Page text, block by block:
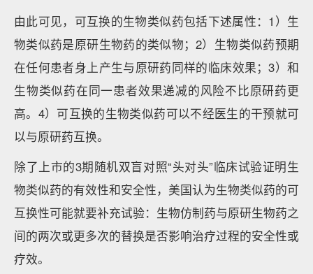
由此可见，可互换的生物类似药包括下述属性：1）生
物类似药是原研生物药的类似物；2）生物类似药预期
在任何患者身上产生与原研药同样的临床效果；3）和
生物类似药在同一患者效果递减的风险不比原研药更
高。4）可互换的生物类似药可以不经医生的干预就可
以与原研药互换。
除了上市的3期随机双盲对照“头对头”临床试验证明生
物类似药的有效性和安全性，美国认为生物类似药的可
互换性可能就要补充试验：生物仿制药与原研生物药之
间的两次或更多次的替换是否影响治疗过程的安全性或
疗效。